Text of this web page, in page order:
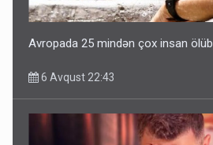
Avropada 25 mindən çox insan ölüb
6 Avqust 22:43